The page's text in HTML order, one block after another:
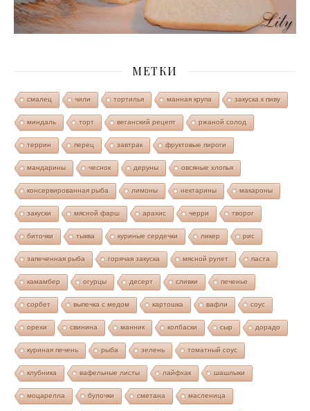
МЕТКИ
смалец чили тортилья манная крупа закуска к пиву
миндаль торт веганский рецепт ржаной солод
террин перец завтрак фруктовые пироги
мандарины чеснок деруны овсяные хлопья
консервированная рыба лимоны нектарины макароны
закуски мясной фарш арахис черри творог
биточки тыква куриные сердечки ликер рис
запеченная рыба горячая закуска мясной рулет паста
камамбер огурцы десерт сливки печенье
сорбет выпечка с медом картошка вафли соус
орехи свинина манник колбаски сыр дорадо
куриная печень рыба зелень томатный соус
клубника вафельные листы лайфхак шашлыки
моцарелла булочки сметана масленица